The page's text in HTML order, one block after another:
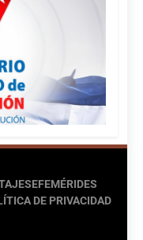
EFEMÉRIDES
DE PRIVACIDAD